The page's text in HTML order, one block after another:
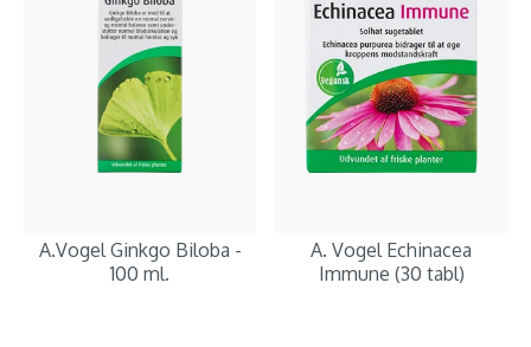
A.Vogel Ginkgo Biloba -
100 ml.
A. Vogel Echinacea
Immune (30 tabl)